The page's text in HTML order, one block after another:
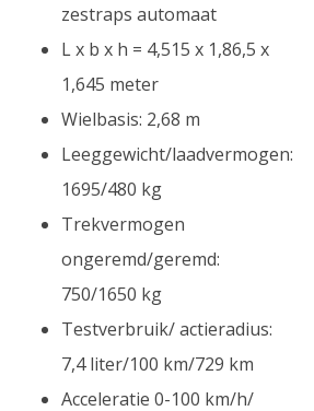
zestraps automaat
L x b x h = 4,515 x 1,86,5 x
1,645 meter
Wielbasis: 2,68 m
Leeggewicht/laadvermogen:
1695/480 kg
Trekvermogen
ongeremd/geremd:
750/1650 kg
Testverbruik/ actieradius:
7,4 liter/100 km/729 km
Acceleratie 0-100 km/h/